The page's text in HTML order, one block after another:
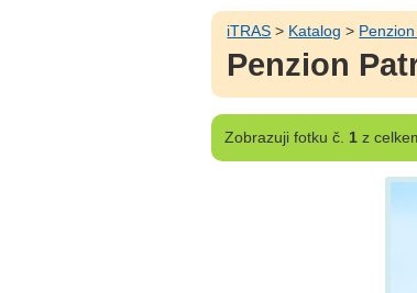
iTRAS > Katalog >
Penzion
Zobrazujifotku č. 1z